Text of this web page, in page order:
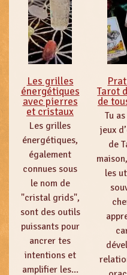
Les grilles
énergétiques
avec pierres
et cristaux
Les grilles
énergétiques,
également
connues sous
le nom de
"cristal grids",
sont des outils
puissants pour
ancrer tes
intentions et
amplifier les...
Tarot
de
Tu
jeux
de
les